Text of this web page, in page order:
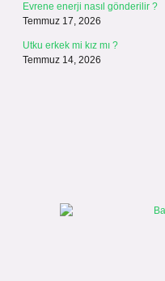
Evrene enerji nasıl gönderilir ?
Temmuz 17, 2026
Utku erkek mi kız mı ?
Temmuz 14, 2026